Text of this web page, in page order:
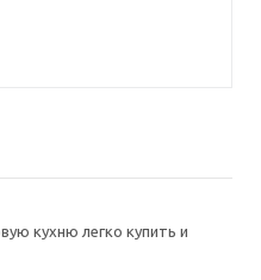
кухню легко купить и